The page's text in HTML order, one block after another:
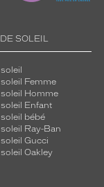
SOLEIL
Femme
Homme
Enfant
bébé
Ray-Ban
Gucci
Oakley